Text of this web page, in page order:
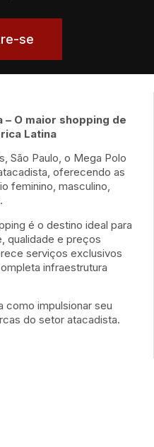
se
– O maior shopping de
Latina
São Paulo, o Mega Polo
oferecendo as
feminino, masculino,
é o destino ideal para
qualidade e preços
serviços exclusivos
infraestrutura
impulsionar seu
do setor atacadista.